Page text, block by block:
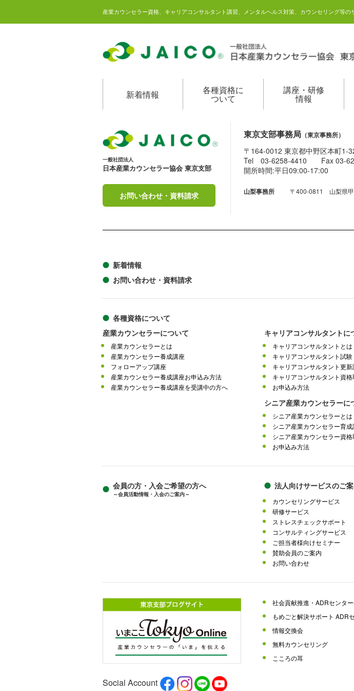
産業カウンセラー資格、キャリアコンサルタント講習、メンタルヘルス対策、カウンセリング等の
新着情報 各種資格に
ついて
講座・研修
情報
一般社団法人
日本産業カウンセラー協会 東京支部
お問い合わせ・資料請求
東京支部事務局（東京事務所）
〒164-0012 東京都中野区本町1-
Tel 03-6258-4410 Fax 03-
開所時間:平日09:00-17:00
山梨事務所 〒400-0811 山梨県
新着情報
お問い合わせ・資料請求
各種資格について
産業カウンセラーについて
産業カウンセラーとは
産業カウンセラー養成講座
フォローアップ講座
産業カウンセラー養成講座お申込み方法
産業カウンセラー養成講座を受講中の方へ
キャリアコンサルタントに
キャリアコンサルタントとは
キャリアコンサルタント試
キャリアコンサルタント更新
キャリアコンサルタント資
お申込み方法
シニア産業カウンセラーに
シニア産業カウンセラーとは
シニア産業カウンセラー育成
シニア産業カウンセラー資
お申込み方法
会員の方・入会ご希望の方へ
～会員活動情報・入会のご案内～
法人向けサービスのご
カウンセリングサービス
研修サービス
ストレスチェックサポート
コンサルティングサービス
ご担当者様向けセミナー
賛助会員のご案内
お問い合わせ
Social Account
社会貢献推進・ADRセンタ
もめごと解決サポート ADR
情報交換会
無料カウンセリング
こころの耳